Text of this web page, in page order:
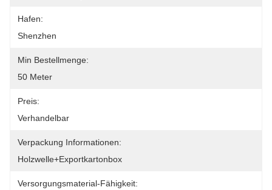
Hafen:
Shenzhen
Min Bestellmenge:
50 Meter
Preis:
Verhandelbar
Verpackung Informationen:
Holzwelle+Exportkartonbox
Versorgungsmaterial-Fähigkeit: